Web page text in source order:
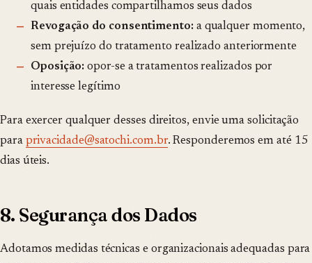
quais entidades compartilhamos seus dados
Revogação do consentimento:a qualquer momento,
sem prejuízo do tratamento realizado anteriormente
Oposição: opor-se a tratamentos realizados por
interesse legítimo
Para exercer qualquer desses direitos, envie uma solicitação
para privacidade@satochi.com.br. Responderemos em até 15
dias úteis.
8. Segurança dos Dados
Adotamos medidas técnicas e organizacionais adequadas para